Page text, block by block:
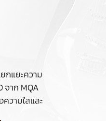
กแยะความ
จาก MQA
วามใสและ